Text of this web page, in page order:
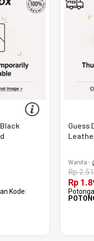
Kode:
Guess
Wanita -
Rp
Rp